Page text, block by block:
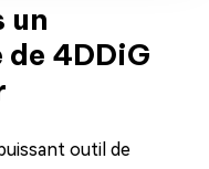
un
de 4DDiG
outil de